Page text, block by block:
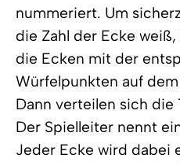
nummeriert. Um
die Zahl der Ecke
die Ecken mit der
Würfelpunkten auf
Dann verteilen sich die
Der Spielleiter nennt
Jeder Ecke wird dabei